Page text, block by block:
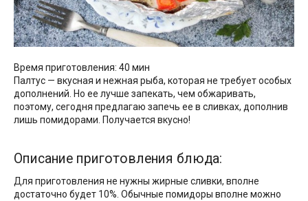
Время приготовления: 40 мин
Палтус — вкусная и нежная рыба, которая не требует особых
дополнений. Но ее лучше запекать, чем обжаривать,
поэтому, сегодня предлагаю запечь ее в сливках, дополнив
лишь помидорами. Получается вкусно!
Описание приготовления блюда:
Для приготовления не нужны жирные сливки, вполне
достаточно будет 10%. Обычные помидоры вполне можно